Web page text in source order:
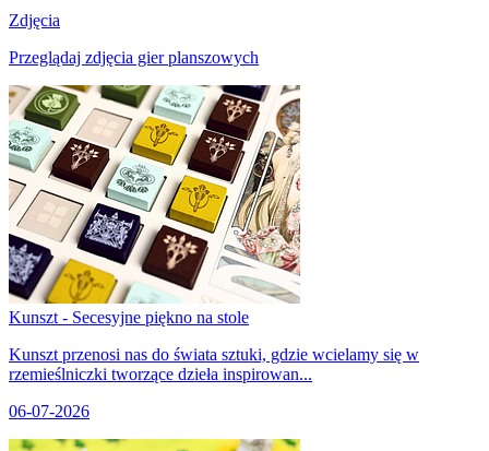
Zdjęcia
Przeglądaj zdjęcia gier planszowych
Kunszt - Secesyjne piękno na stole
Kunszt przenosi nas do świata sztuki, gdzie wcielamy się w
rzemieślniczki tworzące dzieła inspirowan...
06-07-2026